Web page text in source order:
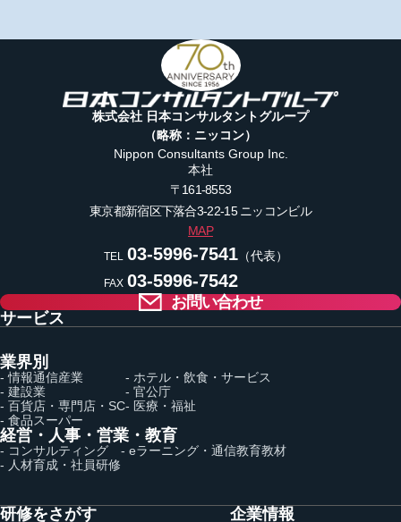
株式会社 日本コンサルタントグループ
（略称：ニッコン）
Nippon Consultants Group Inc.
本社
〒161-8553
東京都新宿区下落合3-22-15ニッコンビル
MAP
TEL 03-5996-7541（代表）
FAX 03-5996-7542
お問い合わせ
サービス
業界別
- 情報通信産業
- 建設業
- 百貨店・専門店・SC
- 食品スーパー
- ホテル・飲食・サービス
- 官公庁
- 医療・福祉
経営・人事・営業・教育
- コンサルティング
- 人材育成・社員研修
- eラーニング・通信教育教材
研修をさがす
企業情報